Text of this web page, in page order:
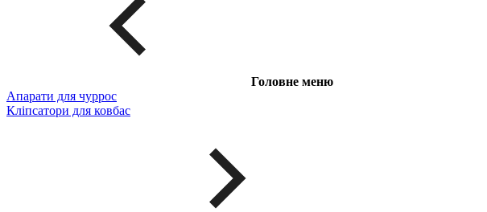
Головне меню
Апарати для чуррос
Кліпсатори для ковбас